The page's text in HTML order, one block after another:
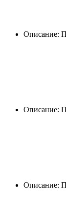
Описание:
Описание:
Описание: